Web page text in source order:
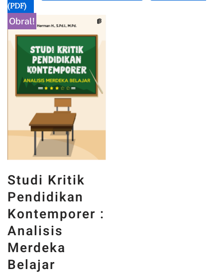
(PDF)
Obral!
Studi Kritik
Pendidikan
Kontemporer :
Analisis
Merdeka
Belajar